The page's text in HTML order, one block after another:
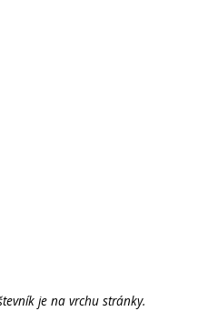
je na vrchu stránky.